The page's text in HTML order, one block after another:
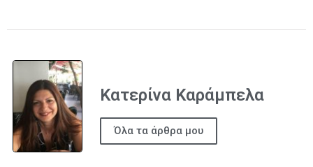
Κατερίνα Καράμπελα
Όλα τα άρθρα μου